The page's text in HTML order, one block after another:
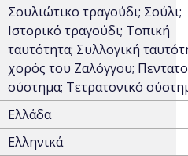
Σουλιώτικο τραγούδι; Σούλι;
Ιστορικό τραγούδι; Τοπική
ταυτότητα; Συλλογική
χορός του Ζαλόγγου;
σύστημα; Τετρατονικό
Ελλάδα
Ελληνικά